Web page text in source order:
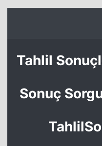
Tahlil
Sonuç